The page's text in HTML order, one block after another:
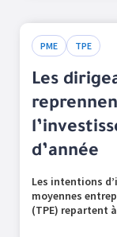
PME TPE
Les
d’année
Les intentions
moyennes
(TPE) repartent